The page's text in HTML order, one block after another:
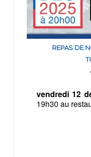
REPAS DE
vendredi 12
19h30 au